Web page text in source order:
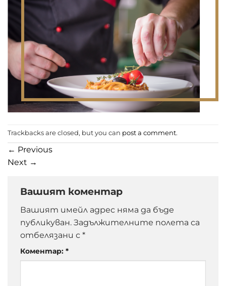
Trackbacks are closed, but you can post a comment.
← Previous
Next →
Вашият коментар
Вашият имейл адрес няма да бъде
публикуван. Задължителните полета са
отбелязани с *
Коментар: *